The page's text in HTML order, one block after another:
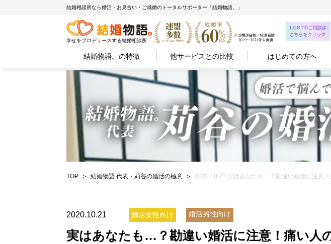
結婚相談所なら婚活・お見合い・ご成婚のトータルサポーター「結婚物語。」
幸せをプロデュースする結婚相談所
結婚物語。の特徴 他サービスとの比較 はじめての方へ
TOP 結婚物語 代表・苅谷の婚活の極意 2020.10.21 実はあなたも…？勘違い婚活に注意！
2020.10.21 婚活女性向け 婚活男性向け
実はあなたも…？勘違い婚活に注意！痛い人